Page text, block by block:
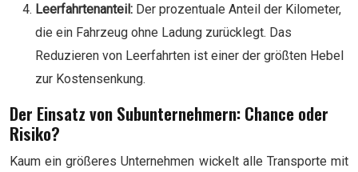
Leerfahrtenanteil: Der prozentuale Anteil der Kilometer,
die ein Fahrzeug ohne Ladung zurücklegt. Das
Reduzieren von Leerfahrten ist einer der größten Hebel
zur Kostensenkung.
Der Einsatz von Subunternehmern: Chance oder
Risiko?
Kaum ein größeres Unternehmen wickelt alle Transporte mit